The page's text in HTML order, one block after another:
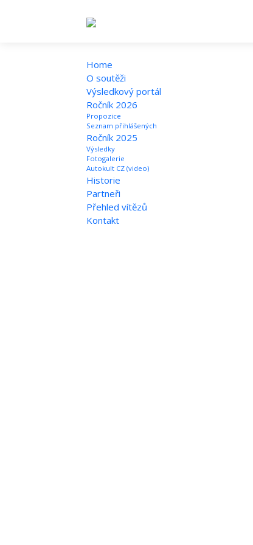
Home
O soutěži
Výsledkový portál
Ročník 2026
Propozice
Seznam přihlášených
Ročník 2025
Výsledky
Fotogalerie
Autokult CZ (video)
Historie
Partneři
Přehled vítězů
Kontakt